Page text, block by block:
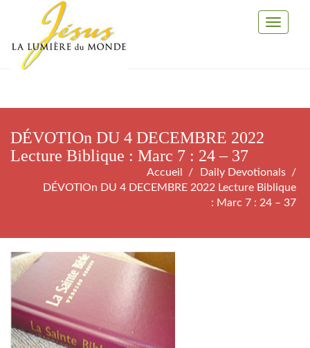
Toggle
DÉVOTIOn DU 4 DECEMBRE 2022
Lecture Biblique : Marc 7 : 24 – 37
Accueil
Daily Devotionals
DÉVOTIOn DU 4 DECEMBRE 2022 Lecture Biblique
: Marc 7 : 24 – 37